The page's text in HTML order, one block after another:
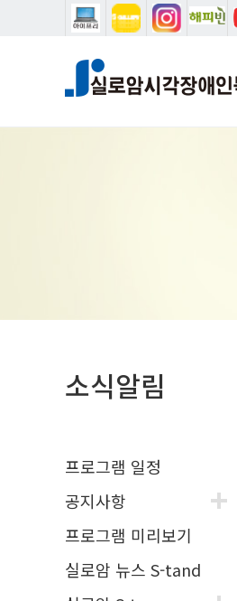
본문 바로가기
메인메뉴 바로가기
소식알림
프로그램 일정
공지사항
프로그램 미리보기
실로암 뉴스 S-tand